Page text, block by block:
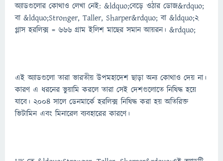
অ্যাডগুলোর কোথাও লেখা নেই: &ldquo;বেড়ে ওঠার ডোজ&rdquo;
বা &ldquo;Stronger, Taller, Sharper&rdquo; বা &ldquo;২
গ্লাস হরলিক্স = ৬৬৬ গ্রাম ইলিশ মাছের সমান আয়রন। &rdquo;
এই অ্যাডগুলো তারা ভারতীয় উপমহাদেশ ছাড়া অন্য কোথাও দেয় না।
কারণ এ ধরনের ভুয়ামি করলে তারা সেই দেশগুলোতে নিষিদ্ধ হয়ে
যাবে। ২০০৪ সালে ডেনমার্কে হরলিক্স নিষিদ্ধ করা হয় অতিরিক্ত
ভিটামিন এবং মিনারেল ব্যবহারের কারণে।